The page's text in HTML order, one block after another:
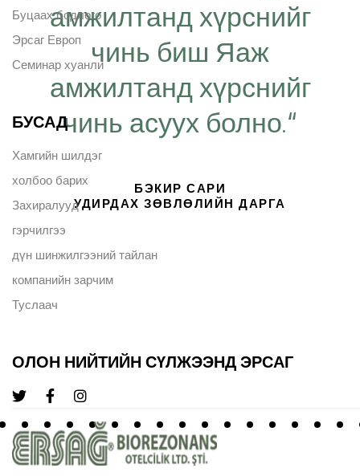
амжилтанд хүрснийг
чинь биш Яаж
амжилтанд хүрснийг
чинь асуух болно.“
БЭКИР САРИ
УДИРДАХ ЗӨВЛӨЛИЙН ДАРГА
Буцаах бодлого
Эрсаг Европ
Семинар хуанли
БУСАД
Хамгийн шилдэг
холбоо барих
Захиралууд
гэрчилгээ
дүн шинжилгээний тайлан
компанийн зарчим
Туслаач
ОЛОН НИЙТИЙН СҮЛЖЭЭНД ЭРСАГ